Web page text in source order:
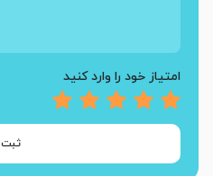
امتیاز خود را وارد کنید
ثبت